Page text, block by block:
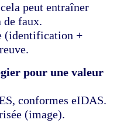
peut entraîner
de faux.
(identification +
pour une valeur
conformes eIDAS.
(image).